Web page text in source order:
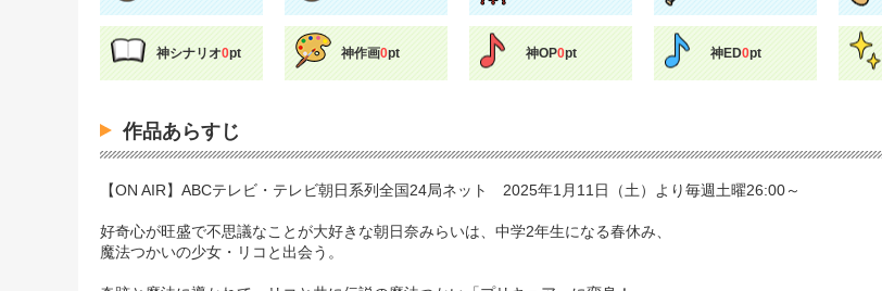
神シナリオ0pt 神作画0pt 神OP0pt 神ED0pt
作品あらすじ
【ON AIR】ABCテレビ・テレビ朝日系列全国24局ネット 2025年1月11日（土）より毎週土曜26:00～
好奇心が旺盛で不思議なことが大好きな朝日奈みらいは、中学2年生になる春休み、
魔法つかいの少女・リコと出会う。